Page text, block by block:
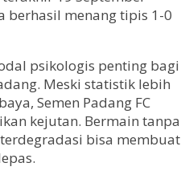
berhasil menang tipis 1-0
psikologis penting bagi
Meski statistik lebih
Semen Padang FC
kejutan. Bermain tanpa
bisa membuat